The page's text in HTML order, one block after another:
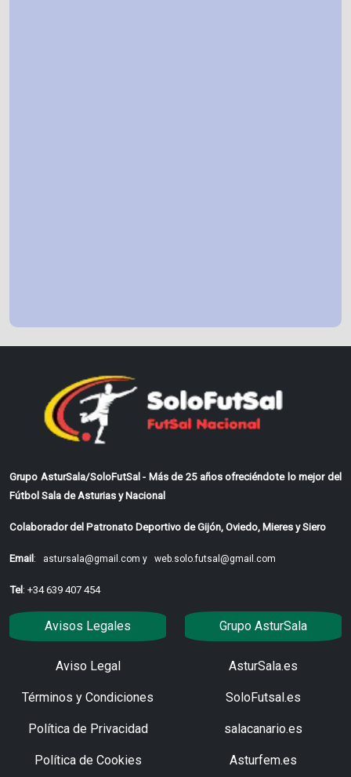
Grupo AsturSala/SoloFutSal - Más de 25 años ofreciéndote lo mejor del
Fútbol Sala de Asturias y Nacional
Colaborador del Patronato Deportivo de Gijón, Oviedo, Mieres y Siero
Email : astursala@gmail.com y web.solo.futsal@gmail.com
Tel : +34 639 407 454
Avisos Legales
Aviso Legal
Términos y Condiciones
Política de Privacidad
Política de Cookies
Grupo AsturSala
AsturSala.es
SoloFutsal.es
salacanario.es
Asturfem.es